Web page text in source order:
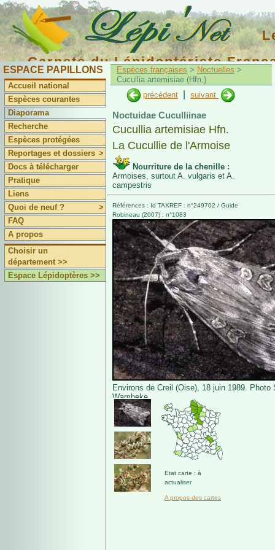
Carnets du Lépidoptériste
ESPACE PAPILLONS
Accueil national
Espèces courantes
Diaporama
Recherche
Espèces protégées
Reportages et dossiers >
Docs à télécharger
Pratique
Liens
Quoi de neuf ?
>
FAQ
A propos
Choisir un
département >>
Espace Lépidoptères >>
Espèces françaises > Noctuelles >
Cucullia artemisiae (Hfn.)
précédent
suivant
Noctuidae Cuculliinae
Cucullia artemisiae Hfn.
La Cucullie de l'Armoise
Nourriture de la chenille :
Armoises, surtout A. vulgaris et A.
campestris
Références : Id TAXREF : n°249702 / Guide
Robineau (2007) : n°1083
Environs de Creil (Oise), 18 juin 1989. Photo
Wambeke.
Etat carte : à
actualiser
A propos des cartes